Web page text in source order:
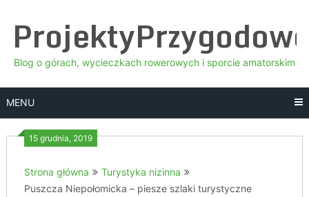
content
Blog o górach, wycieczkach rowerowych i sporcie amatorskim
MENU
15 grudnia, 2019
Strona główna
Turystyka nizinna
Puszcza Niepołomicka – piesze szlaki turystyczne